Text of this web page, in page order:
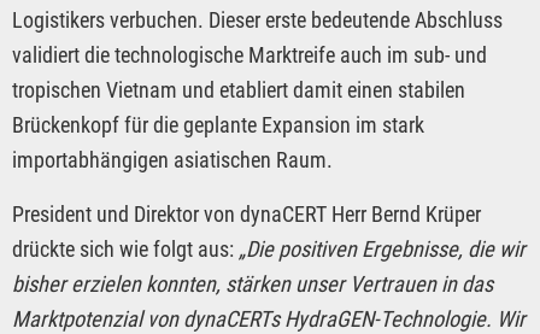
Logistikers verbuchen. Dieser erste bedeutende Abschluss
validiert die technologische Marktreife auch im sub- und
tropischen Vietnam und etabliert damit einen stabilen
Brückenkopf für die geplante Expansion im stark
importabhängigen asiatischen Raum.
President und Direktor von dynaCERT Herr Bernd Krüper
drückte sich wie folgt aus: „Die positiven Ergebnisse, die wir
bisher erzielen konnten, stärken unser Vertrauen in das
Marktpotenzial von dynaCERTs HydraGEN-Technologie. Wir